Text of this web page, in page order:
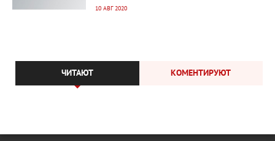
10 АВГ 2020
ЧИТАЮТ КОМЕНТИРУЮТ